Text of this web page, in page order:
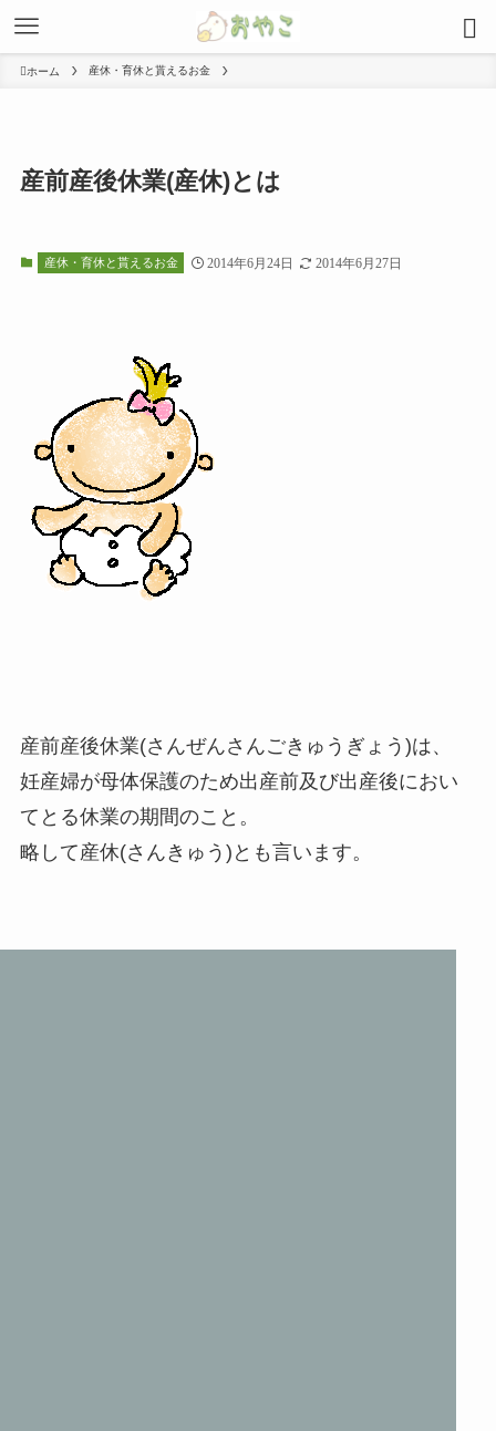
ホーム 産休・育休と貰えるお金
産前産後休業(産休)とは
産休・育休と貰えるお金 2014年6月24日 2014年6月27日
産前産後休業(さんぜんさんごきゅうぎょう)は、
妊産婦が母体保護のため出産前及び出産後におい
てとる休業の期間のこと。
略して産休(さんきゅう)とも言います。